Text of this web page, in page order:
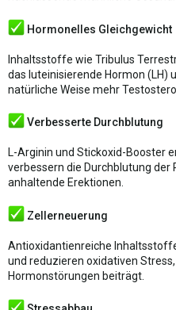
Hormonelles Gleichgewicht
Inhaltsstoffe wie Tribulus
das luteinisierende Hormon (LH)
natürliche Weise mehr
Verbesserte Durchblutung
L-Arginin und Stickoxid-Booster
verbessern die Durchblutung
anhaltende Erektionen.
Zellerneuerung
Antioxidantienreiche
und reduzieren oxidativen
Hormonstörungen beiträgt.